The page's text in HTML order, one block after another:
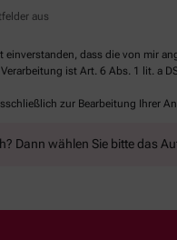
aus
einverstanden, dass die von mir
ist Art. 6 Abs. 1 lit. a
zur Bearbeitung Ihrer
Dann wählen Sie bittedas